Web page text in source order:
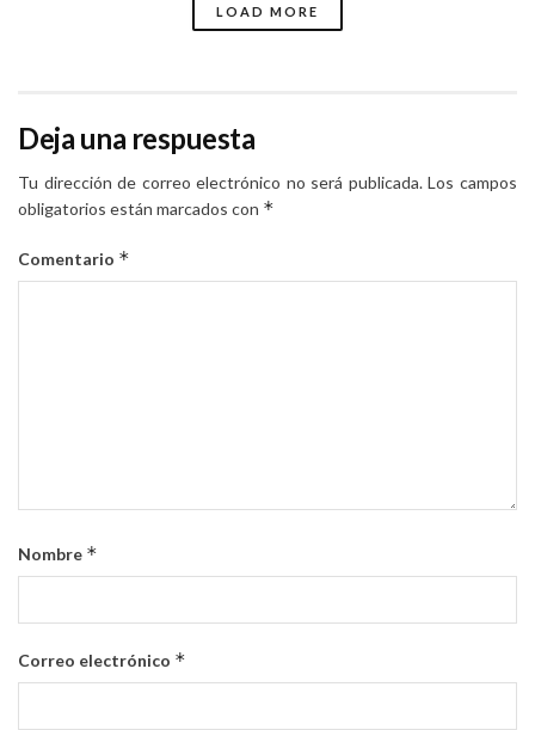
LOAD MORE
Deja una respuesta
Tu dirección de correo electrónico no será publicada. Los campos
obligatorios están marcados con *
Comentario *
Nombre *
Correo electrónico *